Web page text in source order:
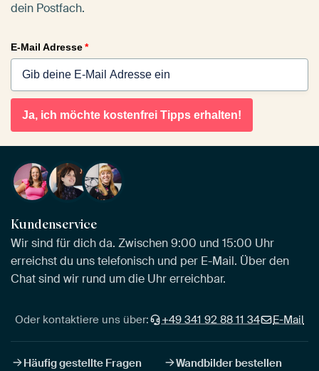
dein Postfach.
E-Mail Adresse*
Ja, ich möchte kostenfrei Tipps erhalten!
Kundenservice
Wir sind für dich da. Zwischen 9:00 und 15:00 Uhr
erreichst du uns telefonisch und per E-Mail. Über den
Chat sind wir rund um die Uhr erreichbar.
Oder kontaktiere uns über: +49 341 92 88 11 34 E-Mail
Häufig gestellte Fragen
Wandbilder bestellen